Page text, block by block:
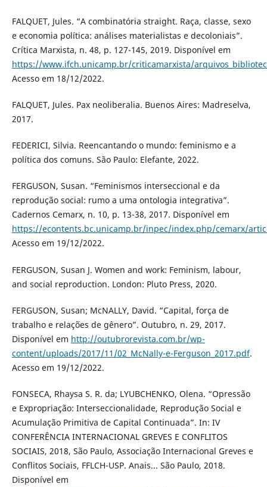
FALQUET, Jules. “A combinatória straight. Raça, classe, sexo
e economia política: análises materialistas e decoloniais”.
Crítica Marxista, n. 48, p. 127-145, 2019. Disponível em
https://www.ifch.unicamp.br/criticamarxista/
Acesso em 18/12/2022.
FALQUET, Jules. Pax neoliberalia. Buenos Aires: Madreselva,
2017.
FEDERICI, Silvia. Reencantando o mundo: feminismo e a
política dos comuns. São Paulo: Elefante, 2022.
FERGUSON, Susan. “Feminismos interseccional e da
reprodução social: rumo a uma ontologia integrativa”.
Cadernos Cemarx, n. 10, p. 13-38, 2017. Disponível em
https://econtents.bc.unicamp.br/inpec/index.php/cemarx/
Acesso em 19/12/2022.
FERGUSON, Susan J. Women and work: Feminism, labour,
and social reproduction. London: Pluto Press, 2020.
FERGUSON, Susan; McNALLY, David. “Capital, força de
trabalho e relações de gênero”. Outubro, n. 29, 2017.
Disponível em http://outubrorevista.com.br/wp-
content/uploads/2017/11/02_McNally-e-Ferguson_2017.pdf.
Acesso em 19/12/2022.
FONSECA, Rhaysa S. R. da; LYUBCHENKO, Olena. “Opressão
e Expropriação: Interseccionalidade, Reprodução Social e
Acumulação Primitiva de Capital Continuada”. In: IV
CONFERÊNCIA INTERNACIONAL GREVES E CONFLITOS
SOCIAIS, 2018, São Paulo, Associação Internacional Greves e
Conflitos Sociais, FFLCH-USP. Anais... São Paulo, 2018.
Disponível em